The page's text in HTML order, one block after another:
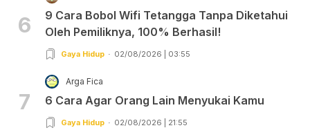
6
9 Cara Bobol Wifi Tetangga Tanpa Diketahui
Oleh Pemiliknya, 100% Berhasil!
Gaya Hidup 02/08/2026 | 03:55
7
Arga Fica
6 Cara Agar Orang Lain Menyukai Kamu
Gaya Hidup 02/08/2026 | 21:55